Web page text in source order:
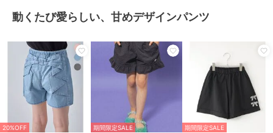
動くたび愛らしい、甘めデザインパンツ
20%OFF 期間限定SALE 期間限定SALE